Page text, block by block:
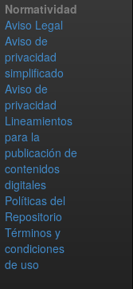
Normatividad
Aviso Legal
Aviso de
privacidad
simplificado
Aviso de
privacidad
Lineamientos
para la
publicación de
contenidos
digitales
Políticas del
Repositorio
Términos y
condiciones
de uso